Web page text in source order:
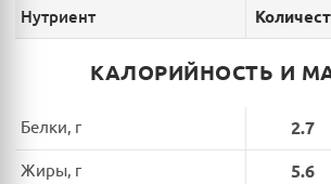
Нутриент
КАЛОРИЙНОСТЬ И
Белки, г 2.7
Жиры, г 5.6